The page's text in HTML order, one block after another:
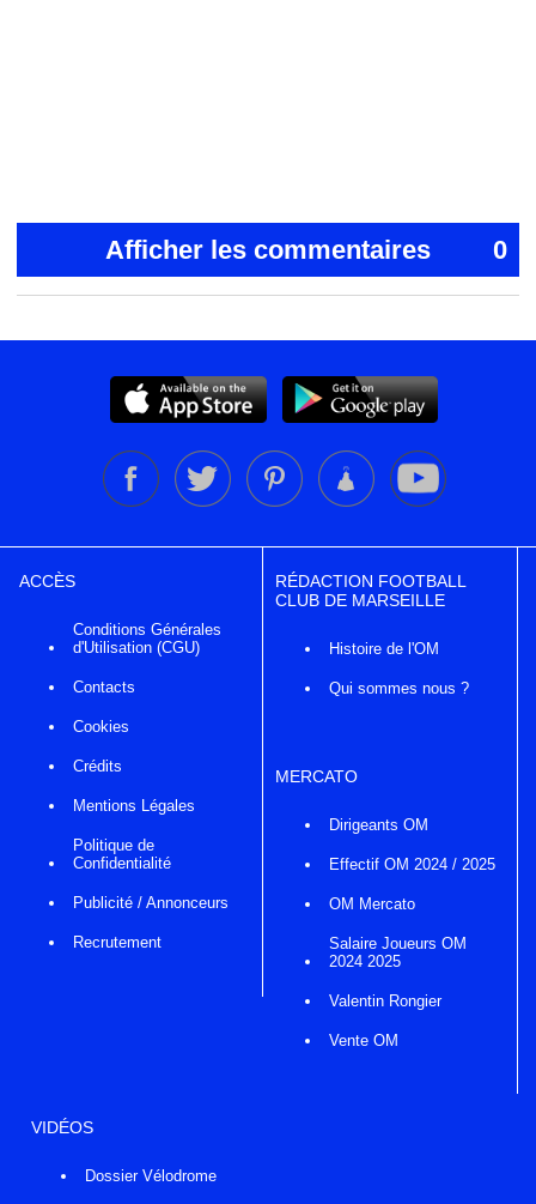
Afficher les commentaires 0
ACCÈS
Conditions Générales
d'Utilisation (CGU)
Contacts
Cookies
Crédits
Mentions Légales
Politique de
Confidentialité
Publicité / Annonceurs
Recrutement
RÉDACTION FOOTBALL
CLUB DE MARSEILLE
Histoire de l'OM
Qui sommes nous ?
MERCATO
Dirigeants OM
Effectif OM 2024 / 2025
OM Mercato
Salaire Joueurs OM
2024 2025
Valentin Rongier
Vente OM
VIDÉOS
Dossier Vélodrome